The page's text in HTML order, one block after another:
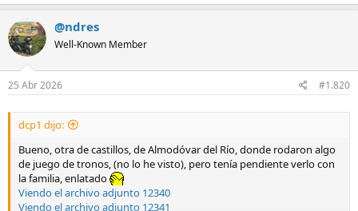
@ndres
Well-Known Member
25 Abr 2026 #1.820
dcp1 dijo:
Bueno, otra de castillos, de Almodóvar del Río, donde rodaron algo
de juego de tronos, (no lo he visto), pero tenía pendiente verlo con
la familia, enlatado
Viendo el archivo adjunto 12340
Viendo el archivo adjunto 12341